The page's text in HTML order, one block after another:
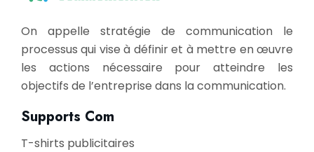
On appelle stratégie de communication le
processus qui vise à définir et à mettre en œuvre
les actions nécessaire pour atteindre les
objectifs de l’entreprise dans la communication.
Supports Com
T-shirts publicitaires